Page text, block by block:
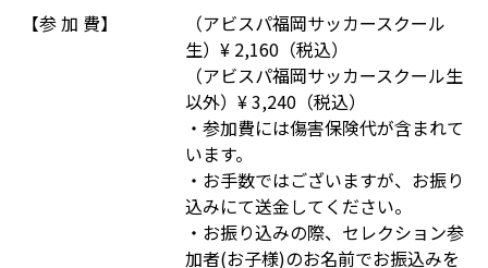
【参 加 費】
（アビスパ福岡サッカースクール
生）¥ 2,160（税込）
（アビスパ福岡サッカースクール生
以外）¥ 3,240（税込）
・参加費には傷害保険代が含まれて
います。
・お手数ではございますが、お振り
込みにて送金してください。
・お振り込みの際、セレクション参
加者(お子様)のお名前でお振込みを